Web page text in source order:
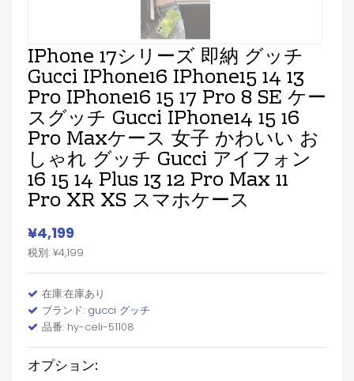
IPhone 17シリーズ 即納 グッチ
Gucci IPhone16 IPhone15 14 13
Pro IPhone16 15 17 Pro 8 SE ケー
スグッチ Gucci IPhone14 15 16
Pro Maxケース 女子 かわいい お
しゃれ グッチ Gucci アイフォン
16 15 14 Plus 13 12 Pro Max 11
Pro XR XS スマホケース
¥4,199
税別: ¥4,199
在庫:在庫あり
ブランド: gucci グッチ
品番: hy-celi-51108
オプション: